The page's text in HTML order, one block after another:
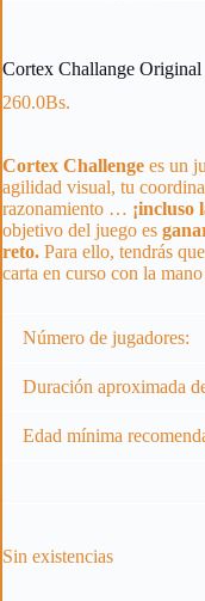
Cortex Challange Original
260.0Bs.
Cortex Challenge es un
agilidad visual, tu
razonamiento … ¡incluso
objetivo del juego es
reto. Para ello, tendrás
carta en curso con la
Número de jugadores:
Duración aproximada
Edad mínima
Sin existencias